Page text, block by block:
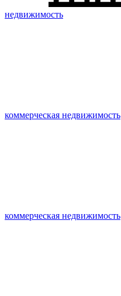
недвижимость
коммерческая недвижимость
коммерческая недвижимость